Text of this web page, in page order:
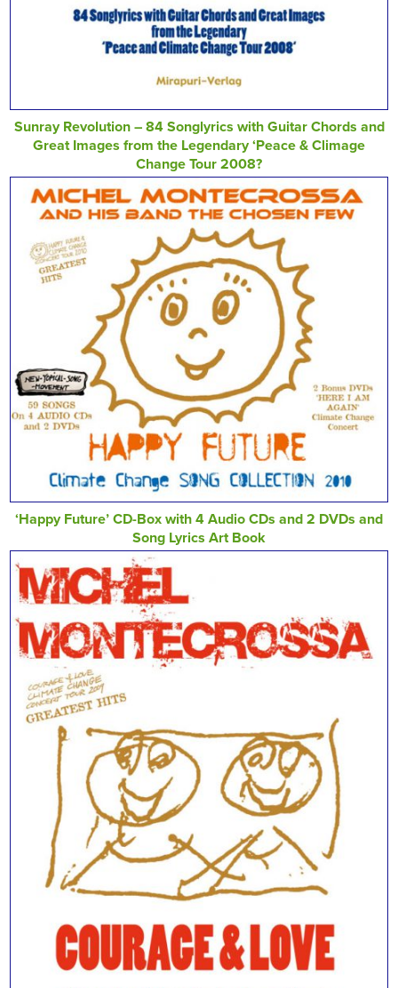
Sunray Revolution – 84 Songlyrics with Guitar Chords and
Great Images from the Legendary ‘Peace & Climage
Change Tour 2008?
‘Happy Future’ CD-Box with 4 Audio CDs and 2 DVDs and
Song Lyrics Art Book